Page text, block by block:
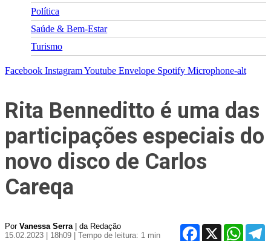
Política
Saúde & Bem-Estar
Turismo
Facebook InstagramYoutube Envelope Spotify Microphone-alt
Rita Benneditto é uma das
participações especiais do
novo disco de Carlos
Careqa
Por Vanessa Serra| da Redação
15.02.2023 | 18h09
| Tempo de leitura: 1 min
Facebook
X